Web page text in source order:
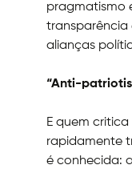
pragmatismo
transparência
alianças
“Anti-
E quem
rapidamente
é conhecida: